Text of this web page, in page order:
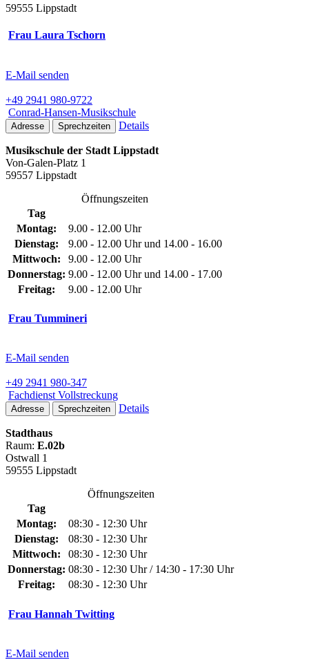
59555 Lippstadt
Frau Laura Tschorn
E-Mail senden
+49 2941 980-9722
Conrad-Hansen-Musikschule
Adresse Sprechzeiten Details
Musikschule der Stadt Lippstadt
Von-Galen-Platz 1
59557 Lippstadt
Öffnungszeiten
Tag
Montag:
9.00 - 12.00 Uhr
Dienstag:
9.00 - 12.00 Uhr und 14.00 - 16.00
Mittwoch:
9.00 - 12.00 Uhr
Donnerstag: 9.00 - 12.00 Uhr und 14.00 - 17.00
Freitag:
9.00 - 12.00 Uhr
Frau Tummineri
E-Mail senden
+49 2941 980-347
Fachdienst Vollstreckung
Adresse Sprechzeiten Details
Stadthaus
Raum: E.02b
Ostwall 1
59555 Lippstadt
Öffnungszeiten
Tag
Montag:
08:30 - 12:30 Uhr
Dienstag:
08:30 - 12:30 Uhr
Mittwoch:
08:30 - 12:30 Uhr
Donnerstag: 08:30 - 12:30 Uhr / 14:30 - 17:30 Uhr
Freitag:
08:30 - 12:30 Uhr
Frau Hannah Twitting
E-Mail senden